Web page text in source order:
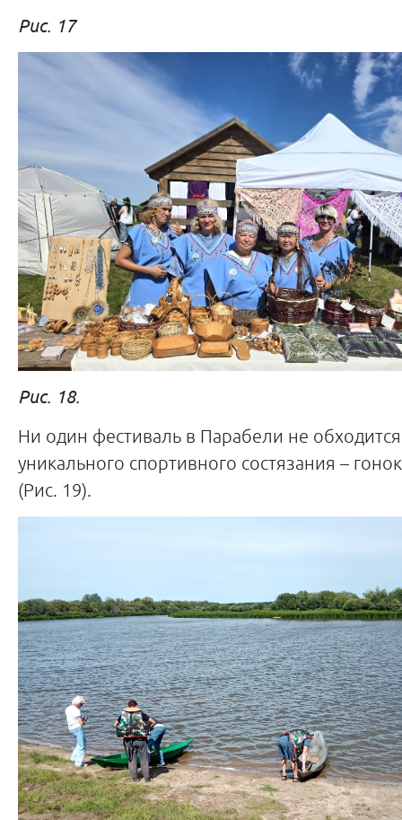
Рис. 17
Рис. 18.
Ни один фестиваль в Парабели не
уникального спортивного состязания –
(Рис. 19).